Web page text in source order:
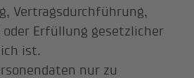
Vertragsdurchführung,
Erfüllung gesetzlicher
ist.
nur zu